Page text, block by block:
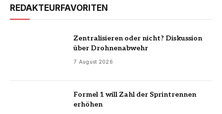
REDAKTEURFAVORITEN
Zentralisieren oder nicht? Diskussion
über Drohnenabwehr
7 August 2026
Formel 1 will Zahl der Sprintrennen
erhöhen